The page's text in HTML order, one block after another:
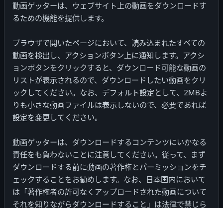
動画ゲッターは、ウェブサイト上の動画をダウンロードす
るための機能を提供します。
ブラウザで開いたページにおいて、読み込まれたすべての
動画を検出し、アクションボタン上に通知します。アクシ
ョンボタンをクリックすると、ダウンロード可能な動画の
リストが表示されるので、ダウンロードしたい動画をクリ
ックしてください。なお、デフォルト設定として、2MBよ
りも小さな動画ファイルは表示しないので、必要であれば
設定を変更してください。
動画ゲッターは、ダウンロードするコンテンツにいかなる
責任をも負わないことに注意してください。従って、まず
ダウンロードする前に動画の著作権とパーミッションをチ
ェックすることをお勧めします。なお、日本国内において
は「著作権者の許可なくアップロードされた動画について
それを知りながらダウンロードすること」は法律で禁じら